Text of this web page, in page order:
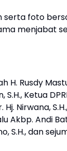
serta foto
menjabat
H. Rusdy
Ketua
Nirwana,
Akbp. Andi
S.H., dan